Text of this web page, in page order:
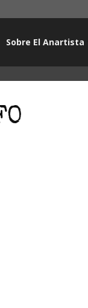
Sobre El Anartista